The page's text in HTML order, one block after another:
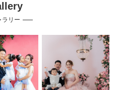
ラリー